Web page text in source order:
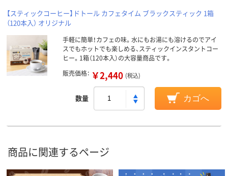
【スティックコーヒー】ドトール カフェタイム ブラックスティック 1箱
（120本入） オリジナル
手軽に簡単！カフェの味。水にもお湯にも溶けるのでアイ
スでもホットでも楽しめる、スティックインスタントコー
ヒー。1箱（120本入）の大容量商品です。
販売価格： ￥2,440 (税込)
数量 カゴへ
商品に関連するページ